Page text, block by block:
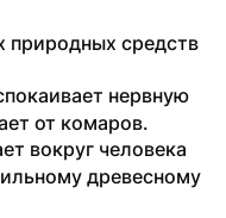
природных средств
нервную
от комаров.
вокруг человека
древесному